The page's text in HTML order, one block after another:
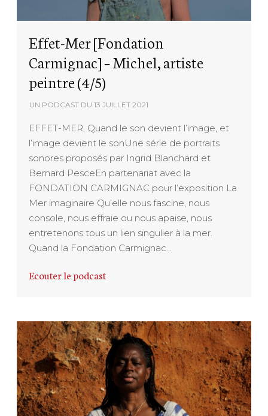
Effet-Mer [Fondation
Carmignac] – Michel, artiste
peintre (4/5)
UN PODCAST DU13 JUILLET 2021
EFFET-MER, Quand le son devient l’image, et
l’image devient le sonUne série de portraits
sonores proposés par Ingrid Blanchard et
Bernard PesceEn partenariat avec la
FONDATION CARMIGNAC pour l’exposition La
Mer imaginaire Qu’elle nous fascine, nous
console, nous effraie ou nous apaise, nous
entretenons tous un lien singulier à la mer.
Quand la Fondation Carmignac…
Ecouter le podcast